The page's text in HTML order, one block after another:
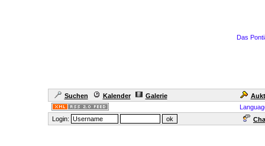
Das
Suchen Kalender Galerie
Login: